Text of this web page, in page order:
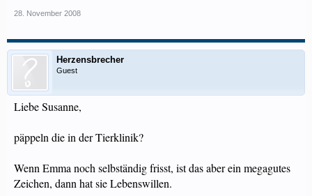
28. November 2008
Herzensbrecher
Guest
Liebe Susanne,
päppeln die in der Tierklinik?
Wenn Emma noch selbständig frisst, ist das aber ein megagutes
Zeichen, dann hat sie Lebenswillen.